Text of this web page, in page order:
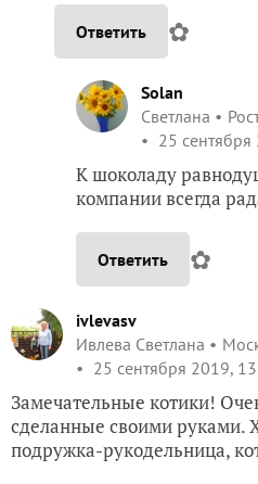
Ответить ✿
Solan
Светлана
25
К шоколаду
компании всегда
Ответить ✿
ivlevasv
Ивлева Светлана
25 сентября 2019,
Замечательные котики!
сделанные своими руками.
подружка-рукодельница,